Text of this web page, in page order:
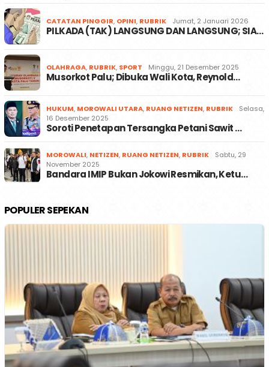
CATATAN PINGGIR, OPINI, RUBRIK Jumat, 2 Januari 2026
PILKADA (TAK) LANGSUNG DAN LANGSUNG; SIA…
OLAHRAGA, RUBRIK, SPORT Minggu, 21 Desember 2025
Musorkot Palu; Dibuka Wali Kota, Reynold…
HUKUM, MOROWALI UTARA, RUANG NETIZEN, RUBRIK
Selasa,
16 Desember 2025
Soroti Penetapan Tersangka Petani Sawit …
MOROWALI, NETIZEN, RUANG NETIZEN, RUBRIK
Sabtu, 29
November 2025
Bandara IMIP Bukan Jokowi Resmikan, Ketu…
POPULER SEPEKAN